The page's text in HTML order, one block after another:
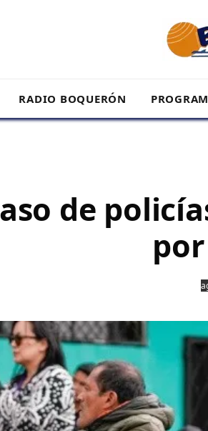
RADIO BOQUERÓN
de